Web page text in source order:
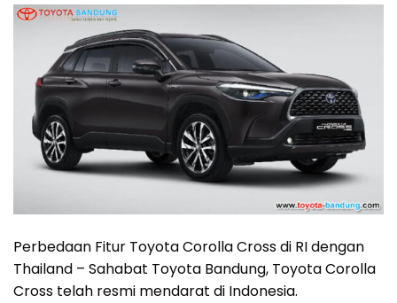
Perbedaan Fitur Toyota Corolla Cross di RI dengan
Thailand – Sahabat Toyota Bandung, Toyota Corolla
Cross telah resmi mendarat di Indonesia.